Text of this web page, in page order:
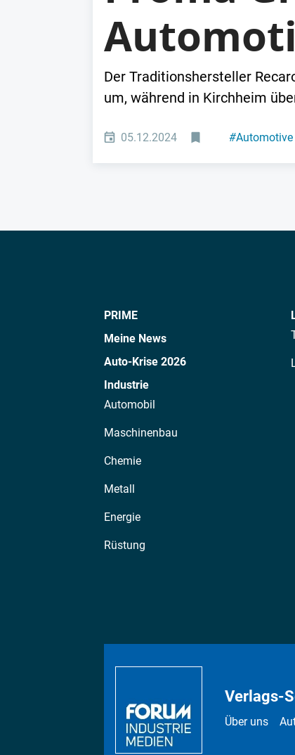
Der Traditionshersteller
um, während in Kirchheim
05.12.2024 #Automotive
PRIME
Meine News
Auto-Krise 2026
Industrie
Automobil
Maschinenbau
Chemie
Metall
Energie
Rüstung
Verlags-
Über uns